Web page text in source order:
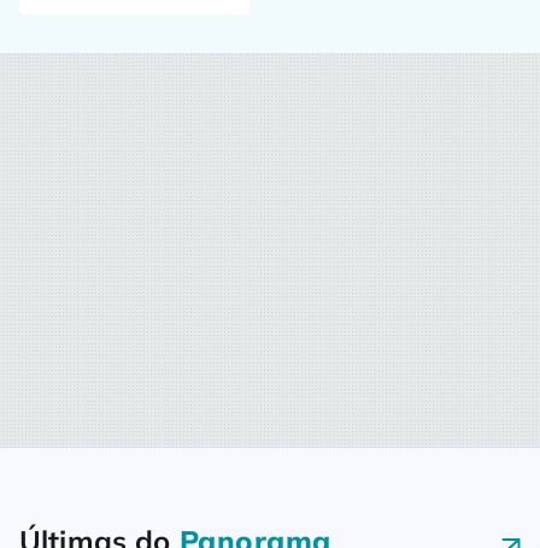
Últimas do Panorama